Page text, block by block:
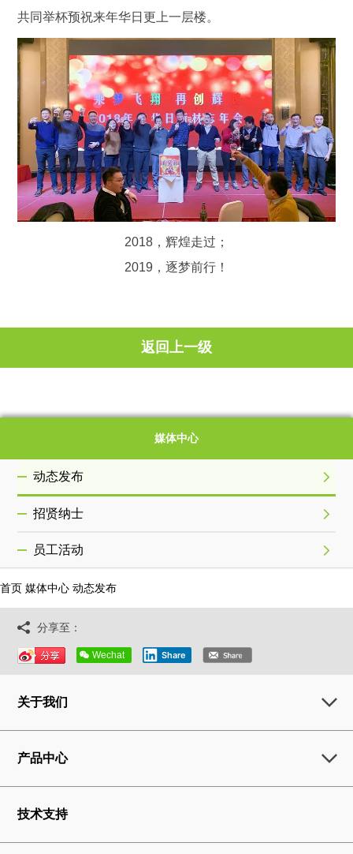
共同举杯预祝来年华日更上一层楼。
2018，辉煌走过；
2019，逐梦前行！
返回上一级
媒体中心
动态发布
招贤纳士
员工活动
首页 媒体中心 动态发布
分享至：
Wechat Share
关于我们
产品中心
技术支持